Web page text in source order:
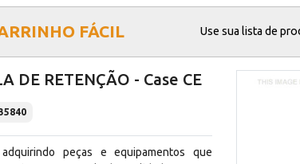
FÁCIL Use sua lista de
DE RETENÇÃO - Case CE
peças e equipamentos que